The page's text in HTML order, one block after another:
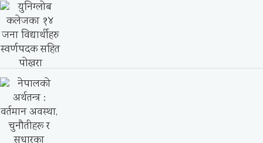
Nepal SBI Bank Ltd. Conducts CSR at
Adarsha...
युनिग्लोब कलेजका १४ जना विद्यार्थीहरु
स्वर्णपदक सहित पोखरा...